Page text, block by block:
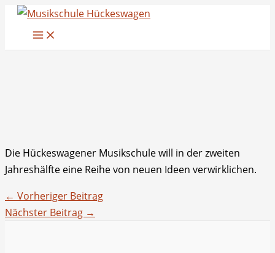
Zum
Die Hückeswagener Musikschule will in der zweiten
Jahreshälfte eine Reihe von neuen Ideen verwirklichen.
← Vorheriger Beitrag
Nächster Beitrag →